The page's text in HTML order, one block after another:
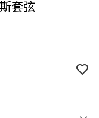
套弦